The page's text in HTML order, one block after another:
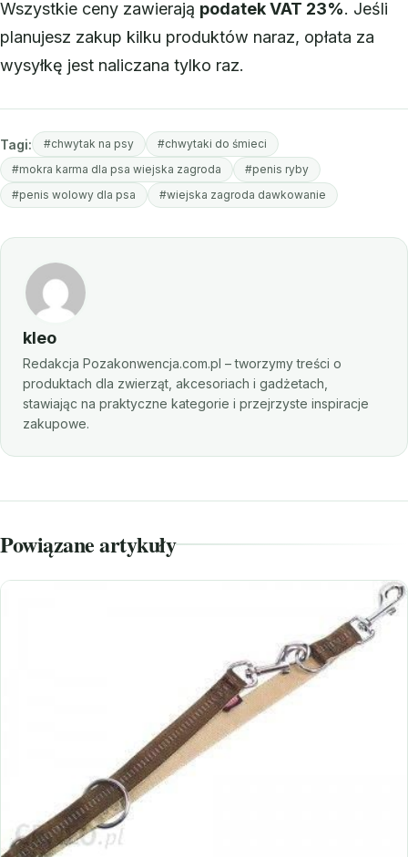
Wszystkie ceny zawierają podatek VAT 23%. Jeśli
planujesz zakup kilku produktów naraz, opłata za
wysyłkę jest naliczana tylko raz.
Tagi: #chwytak na psy
#chwytaki do śmieci
#mokra karma dla psa wiejska zagroda
#penis ryby
#penis wolowy dla psa
#wiejska zagroda dawkowanie
kleo
Redakcja Pozakonwencja.com.pl – tworzymy treści o
produktach dla zwierząt, akcesoriach i gadżetach,
stawiając na praktyczne kategorie i przejrzyste inspiracje
zakupowe.
Powiązane artykuły